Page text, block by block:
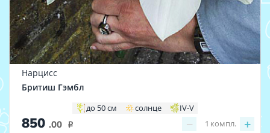
Нарцисс
Бритиш Гэмбл
до 50 см солнце IV-V
850 .00 i − +
1 компл.